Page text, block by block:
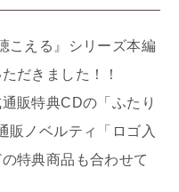
こえる』シリーズ本編
だきました！！
販特典CDの「ふたり
販ノベルティ「ロゴ入
特典商品も合わせて